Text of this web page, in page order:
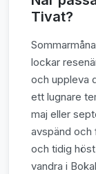
Tivat?
lockar
och uppleva
ett lugnare
maj eller
avspänd och
och tidig
vandra i